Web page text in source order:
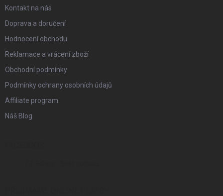
Kontakt na nás
Doprava a doručení
Hodnocení obchodu
Reklamace a vrácení zboží
Obchodní podmínky
Podmínky ochrany osobních údajů
Affiliate program
Náš Blog